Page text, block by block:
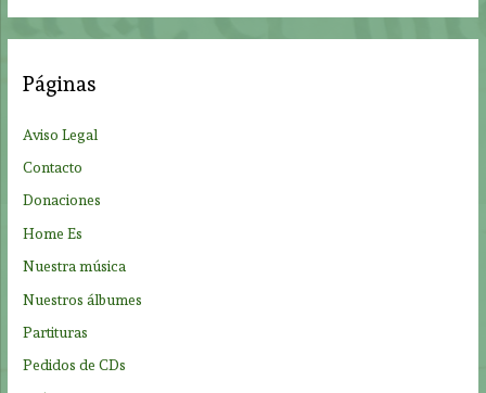
c
r
:
Páginas
Aviso Legal
Contacto
Donaciones
Home Es
Nuestra música
Nuestros álbumes
Partituras
Pedidos de CDs